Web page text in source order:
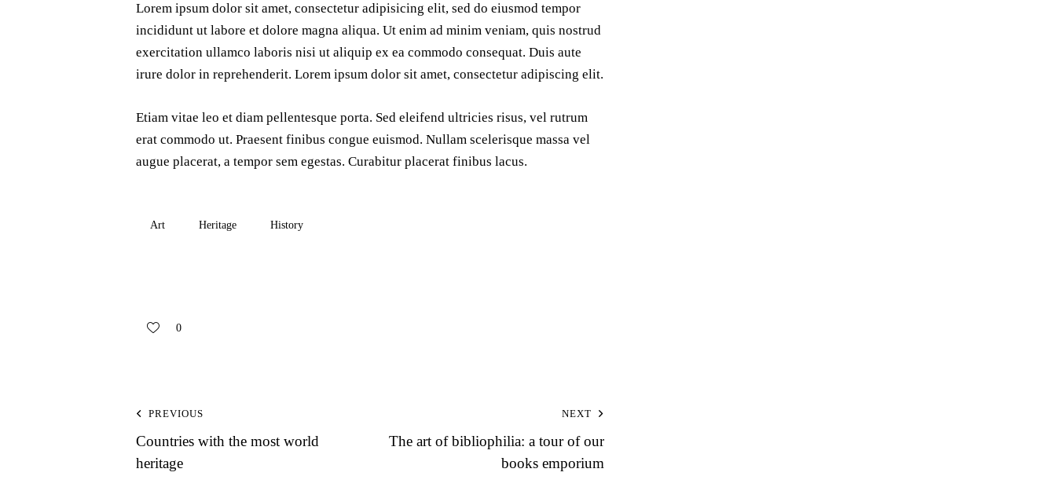
Lorem ipsum dolor sit amet, consectetur adipisicing elit, sed do eiusmod tempor
incididunt ut labore et dolore magna aliqua. Ut enim ad minim veniam, quis nostrud
exercitation ullamco laboris nisi ut aliquip ex ea commodo consequat. Duis aute
irure dolor in reprehenderit. Lorem ipsum dolor sit amet, consectetur adipiscing elit.
Etiam vitae leo et diam pellentesque porta. Sed eleifend ultricies risus, vel rutrum
erat commodo ut. Praesent finibus congue euismod. Nullam scelerisque massa vel
augue placerat, a tempor sem egestas. Curabitur placerat finibus lacus.
Art Heritage History
0
PREVIOUS
Countries with the most world
heritage
NEXT
The art of bibliophilia: a tour of our
books emporium